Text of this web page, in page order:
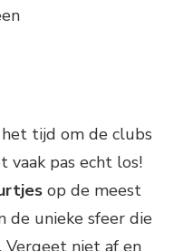
tijd om de clubs
vaak pas echt los!
op de meest
de unieke sfeer die